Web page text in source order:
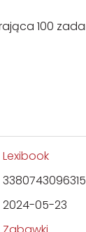
100
Lexibook
3380743096315
2024-05-23